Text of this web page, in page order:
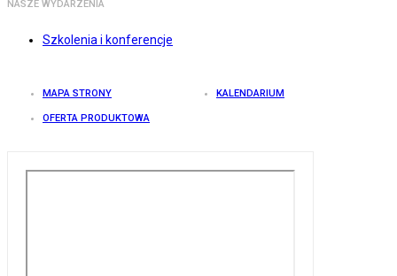
NASZE WYDARZENIA
Szkolenia i konferencje
MAPA STRONY KALENDARIUM
OFERTA PRODUKTOWA